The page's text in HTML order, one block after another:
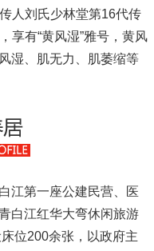
人刘氏少林堂第16代传
享有“黄风湿”雅号，黄风
湿、肌无力、肌萎缩等
江第一座公建民营、医
白江红华大弯休闲旅游
位200余张，以政府主